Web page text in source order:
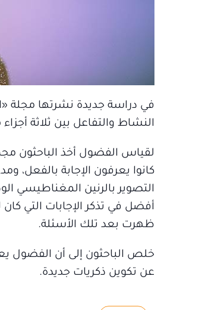
في دراسة جديدة نشرتها مجلة
النشاط والتفاعل بين ثلاثة
لقياس الفضول أخذ الباحثون
كانوا يعرفون الإجابة
التصوير بالرنين المغناطيسي
ظهرت بعد تلك الأسئلة.
خلص الباحثون إلى أن الفضول
عن تكوين ذكريات جديدة.